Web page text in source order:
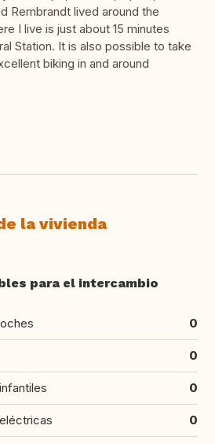
Rembrandt lived around the
I live is just about 15 minutes
Station. It is also possible to take
biking in and around
la vivienda
para el intercambio
0
0
0
0